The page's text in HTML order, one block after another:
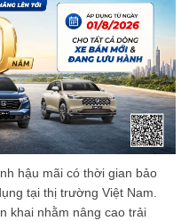
hậu mãi có thời gian bảo
tại thị trường Việt Nam.
khai nhằm nâng cao trải